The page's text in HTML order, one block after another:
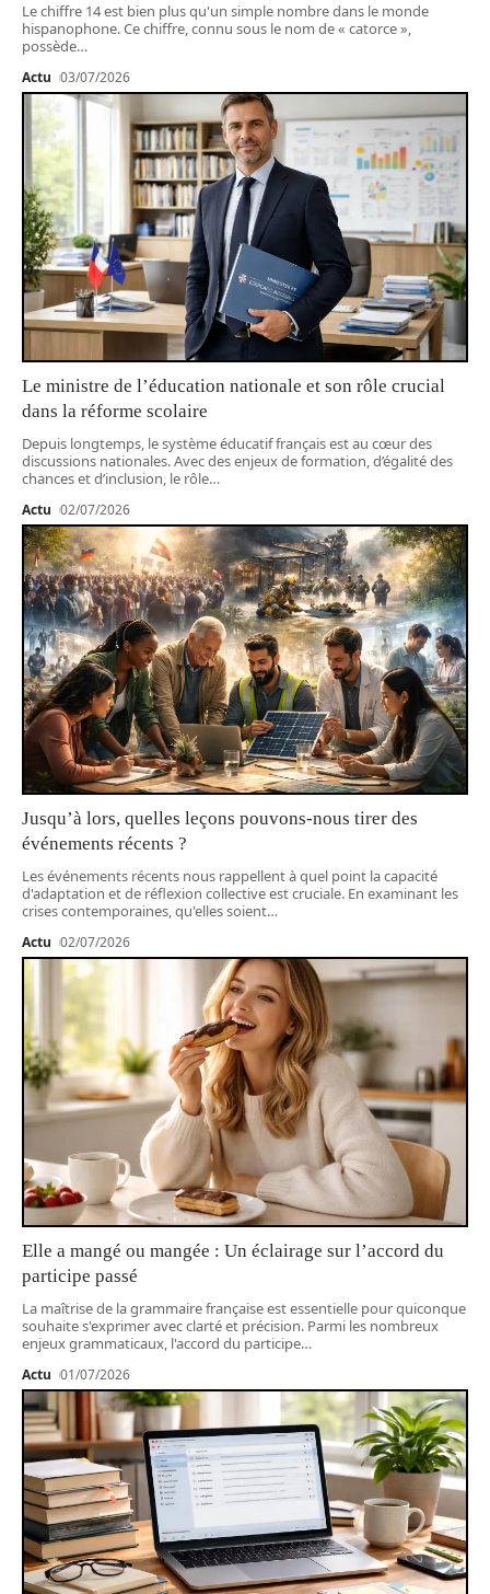
Le chiffre 14 est bien plus qu'un simple nombre dans le monde
hispanophone. Ce chiffre, connu sous le nom de « catorce »,
possède…
Actu 03/07/2026
Le ministre de l’éducation nationale et son rôle crucial
dans la réforme scolaire
Depuis longtemps, le système éducatif français est au cœur des
discussions nationales. Avec des enjeux de formation, d’égalité des
chances et d’inclusion, le rôle…
Actu 02/07/2026
Jusqu’à lors, quelles leçons pouvons-nous tirer des
événements récents ?
Les événements récents nous rappellent à quel point la capacité
d'adaptation et de réflexion collective est cruciale. En examinant les
crises contemporaines, qu'elles soient…
Actu 02/07/2026
Elle a mangé ou mangée : Un éclairage sur l’accord du
participe passé
La maîtrise de la grammaire française est essentielle pour quiconque
souhaite s'exprimer avec clarté et précision. Parmi les nombreux
enjeux grammaticaux, l'accord du participe…
Actu 01/07/2026